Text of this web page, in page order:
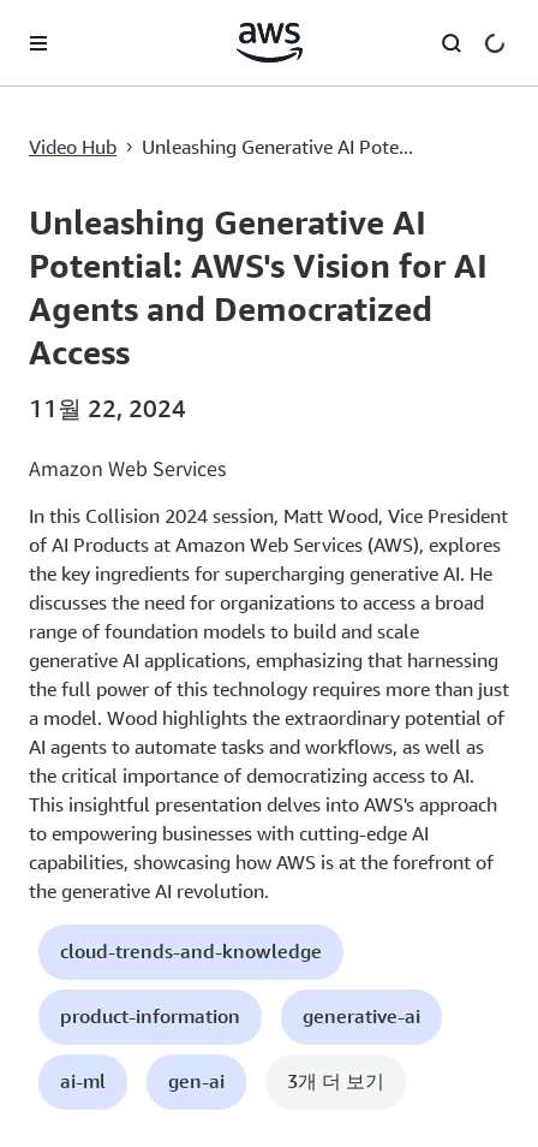
Video Hub › Unleashing Generative AI Pote...
Current
0:00 / Duration
21:34
Unleashing Generative AI
Potential: AWS's Vision for AI
Agents and Democratized
Access
11월 22, 2024
Amazon Web Services
In this Collision 2024 session, Matt Wood, Vice President
of AI Products at Amazon Web Services (AWS), explores
the key ingredients for supercharging generative AI. He
discusses the need for organizations to access a broad
range of foundation models to build and scale
generative AI applications, emphasizing that harnessing
the full power of this technology requires more than just
a model. Wood highlights the extraordinary potential of
AI agents to automate tasks and workflows, as well as
the critical importance of democratizing access to AI.
This insightful presentation delves into AWS's approach
to empowering businesses with cutting-edge AI
capabilities, showcasing how AWS is at the forefront of
the generative AI revolution.
cloud-trends-and-knowledge
product-information generative-ai
ai-ml gen-ai 3개 더 보기